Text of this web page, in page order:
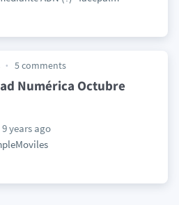
5 comments
Numérica Octubre
9 years ago